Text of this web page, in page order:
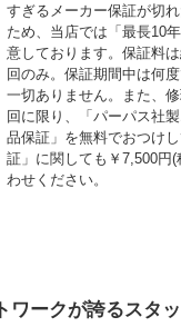
すぎるメーカー保証が切
ため、当店では「最長10
意しております。保証料
回のみ。保証期間中は何
一切ありません。また、
回に限り、「パーパス社
品保証」を無料でおつけ
証」に関しても￥7,500円
わせください。
ークが誇るスタ